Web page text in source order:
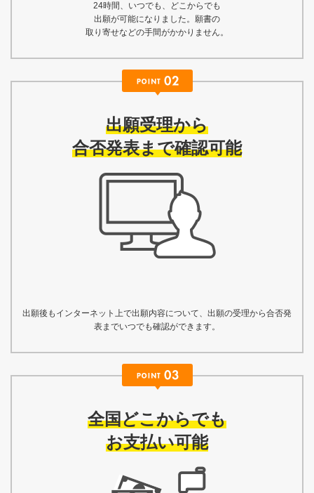
24時間、いつでも、どこからでも
出願が可能になりました。願書の
取り寄せなどの手間がかかりません。
出願受理から
合否発表まで確認可能
出願後もインターネット上で出願内容について、出願の受理から合否発
表までいつでも確認ができます。
全国どこからでも
お支払い可能